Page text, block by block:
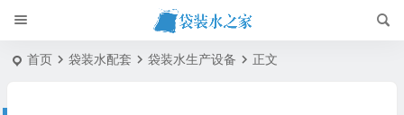
首页 袋装水配套 袋装水生产设备 正文